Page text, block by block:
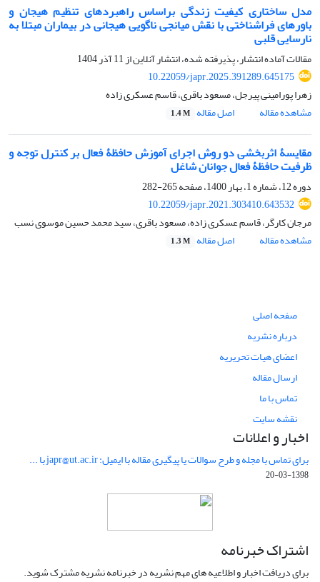
مدل ساختاری کیفیت زندگی براساس راهبردهای تنظیم هیجان و
باورهای فراشناختی با نقش میانجی ناگویی هیجانی در بیماران مبتلا به
نارسایی قلبی
مقالات آماده انتشار، پذیرفته شده، انتشار آنلاین از11 آذر 1404
10.22059/japr.2025.391289.645175
زهرا پورامینی پیرجل، مسعود باقری، قاسم عسکری زاده
مشاهده مقاله
اصل مقاله 1.4 M
مقایسۀ اثربخشی دو روش اجرای آموزش حافظۀ فعال بر کنترل توجه و
ظرفیت حافظۀ فعال جوانان شاغل
دوره 12، شماره 1، بهار 1400، صفحه
265-282
10.22059/japr.2021.303410.643532
مرجان کارگر، قاسم عسکری زاده، مسعود باقری، سید محمد حسین موسوی نسب
مشاهده مقاله
اصل مقاله 1.3 M
صفحه اصلی
درباره نشریه
اعضای هیات تحریریه
ارسال مقاله
تماس با ما
نقشه سایت
اخبار و اعلانات
برای تماس با مجله و طرح سوالات یا پیگیری مقاله با ایمیل: japr@ut.ac.ir با ...
1398-03-20
اشتراک خبرنامه
برای دریافت اخبار و اطلاعیه های مهم نشریه در خبرنامه نشریه مشترک شوید.